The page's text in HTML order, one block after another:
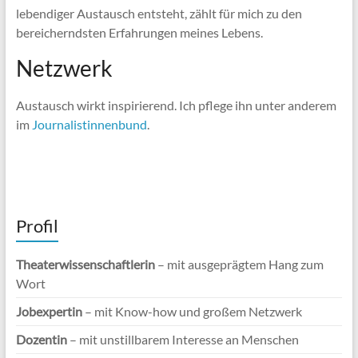
lebendiger Austausch entsteht, zählt für mich zu den
bereicherndsten Erfahrungen meines Lebens.
Netzwerk
Austausch wirkt inspirierend. Ich pflege ihn unter anderem
im Journalistinnenbund.
Profil
Theaterwissenschaftlerin– mit ausgeprägtem Hang zum
Wort
Jobexpertin– mit Know-how und großem Netzwerk
Dozentin– mit unstillbarem Interesse an Menschen